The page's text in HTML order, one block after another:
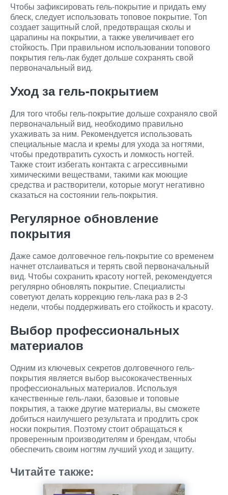
Чтобы зафиксировать гель-покрытие и придать ему
блеск, следует использовать топовое покрытие. Топ
создает защитный слой, предотвращая сколы и
царапины на покрытии, а также увеличивает его
стойкость. При правильном использовании топового
покрытия гель-лак будет дольше сохранять свой
первоначальный вид.
Уход за гель-покрытием
Для того чтобы гель-покрытие дольше сохраняло свой
первоначальный вид, необходимо правильно
ухаживать за ним. Рекомендуется использовать
специальные масла и кремы для ухода за ногтями,
чтобы предотвратить сухость и ломкость ногтей.
Также стоит избегать контакта с агрессивными
химическими веществами, такими как моющие
средства и растворители, которые могут негативно
сказаться на состоянии гель-покрытия.
Регулярное обновление
покрытия
Даже самое долговечное гель-покрытие со временем
начнет отслаиваться и терять свой первоначальный
вид. Чтобы сохранить красоту ногтей, рекомендуется
регулярно обновлять покрытие. Специалисты
советуют делать коррекцию гель-лака раз в 2-3
недели, чтобы поддерживать его стойкость и красоту.
Выбор профессиональных
материалов
Одним из ключевых секретов долговечного гель-
покрытия является выбор высококачественных
профессиональных материалов. Используя
качественные гель-лаки, базовые и топовые
покрытия, а также другие материалы, вы сможете
добиться наилучшего результата и продлить срок
носки покрытия. Поэтому стоит обращаться к
проверенным производителям и брендам, чтобы
обеспечить своим ногтям лучший уход и защиту.
Читайте также: